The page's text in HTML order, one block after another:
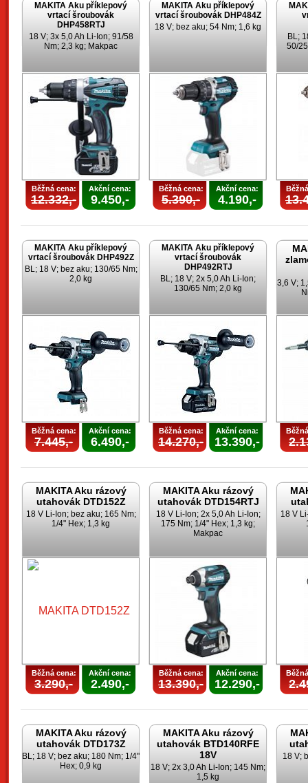
MAKITA Aku příklepový
vrtací šroubovák
DHP458RTJ
18 V; 3x 5,0 Ah Li-Ion; 91/58
Nm; 2,3 kg; Makpac
Běžná cena:
12.332,-
Akční cena:
9.450,-
MAKITA Aku příklepový
vrtací šroubovák DHP484Z
18 V; bez aku; 54 Nm; 1,6 kg
Běžná cena:
5.390,-
Akční cena:
4.190,-
BL;
50/
MAKITA Aku příklepový
vrtací šroubovák DHP492Z
BL; 18 V; bez aku; 130/65 Nm;
2,0 kg
Běžná cena:
7.445,-
Akční cena:
6.490,-
MAKITA Aku příklepový
vrtací šroubovák
DHP492RTJ
BL; 18 V; 2x 5,0 Ah Li-Ion;
130/65 Nm; 2,0 kg
Běžná cena:
14.270,-
Akční cena:
13.390,-
3,6 V;
MAKITA Aku rázový
utahovák DTD152Z
18 V Li-Ion; bez aku; 165 Nm;
1/4" Hex; 1,3 kg
Běžná cena:
3.290,-
Akční cena:
2.490,-
MAKITA Aku rázový
utahovák DTD154RTJ
18 V Li-Ion; 2x 5,0 Ah Li-Ion;
175 Nm; 1/4" Hex; 1,3 kg;
Makpac
Běžná cena:
13.390,-
Akční cena:
12.290,-
18 V
MAKITA Aku rázový
utahovák DTD173Z
BL; 18 V; bez aku; 180 Nm; 1/4"
Hex; 0,9 kg
MAKITA Aku rázový
utahovák BTD140RFE
18V
18 V; 2x 3,0 Ah Li-Ion; 145 Nm;
1,5 kg
18 V;